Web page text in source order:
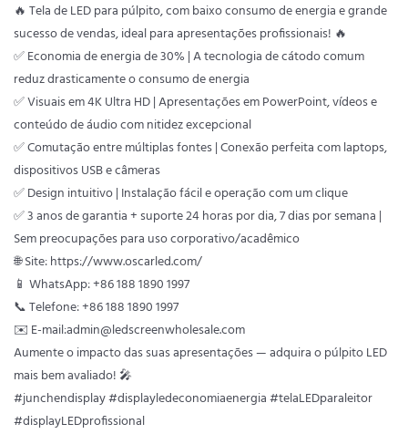
🔥 Tela de LED para púlpito, com baixo consumo de energia e grande
sucesso de vendas, ideal para apresentações profissionais! 🔥
✅ Economia de energia de 30% | A tecnologia de cátodo comum
reduz drasticamente o consumo de energia
✅ Visuais em 4K Ultra HD | Apresentações em PowerPoint, vídeos e
conteúdo de áudio com nitidez excepcional
✅ Comutação entre múltiplas fontes | Conexão perfeita com laptops,
dispositivos USB e câmeras
✅ Design intuitivo | Instalação fácil e operação com um clique
✅ 3 anos de garantia + suporte 24 horas por dia, 7 dias por semana |
Sem preocupações para uso corporativo/acadêmico
🌐 Site:https://www.oscarled.com/
📱 WhatsApp: +86 188 1890 1997
📞 Telefone: +86 188 1890 1997
✉️ E-mail:admin@ledscreenwholesale.com
Aumente o impacto das suas apresentações — adquira o púlpito LED
mais bem avaliado! 🎤
#junchendisplay #displayledeconomiaenergia #telaLEDparaleitor
#displayLEDprofissional